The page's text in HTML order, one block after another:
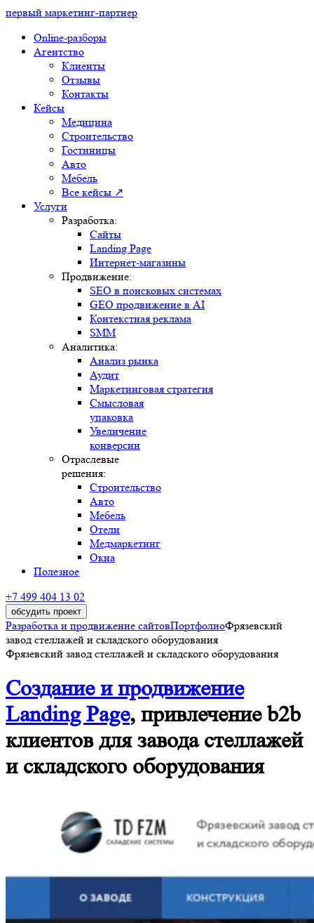
первый маркетинг-партнер
Online-разборы
Агентство
Клиенты
Отзывы
Контакты
Кейсы
Медицина
Строительство
Гостиницы
Авто
Мебель
Все кейсы ↗
Услуги
Разработка:
Сайты
Landing Page
Интернет-магазины
Продвижение:
SEO в поисковых системах
GEO продвижение в AI
Контекстная реклама
SMM
Аналитика:
Анализ рынка
Аудит
Маркетинговая стратегия
Смысловая
упаковка
Увеличение
конверсии
Отраслевые
решения:
Строительство
Авто
Мебель
Отели
Медмаркетинг
Окна
Полезное
+7 499 404 13 02
обсудить проект
Разработка и продвижение сайтовПортфолиоФрязевский
завод стеллажей и складского оборудования
Фрязевский завод стеллажей и складского оборудования
Создание и продвижение
Landing Page, привлечение b2b
клиентов для завода стеллажей
и складского оборудования